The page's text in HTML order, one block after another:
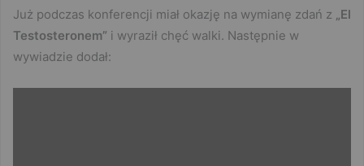
Już podczas konferencji miał okazję na wymianę zdań z „El
Testosteronem” i wyraził chęć walki. Następnie w
wywiadzie dodał: